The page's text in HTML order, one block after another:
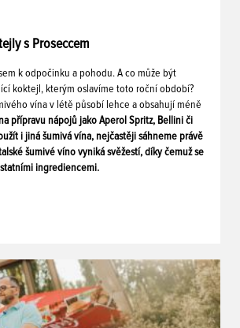
s Proseccem
k odpočinku a pohodu. A co může být
koktejl, kterým oslavíme toto roční období?
vína v létě působí lehce a obsahují méně
přípravu nápojů jako Aperol Spritz, Bellini či
i jiná šumivá vína, nejčastěji sáhneme právě
šumivé víno vyniká svěžestí, díky čemuž se
ingrediencemi.